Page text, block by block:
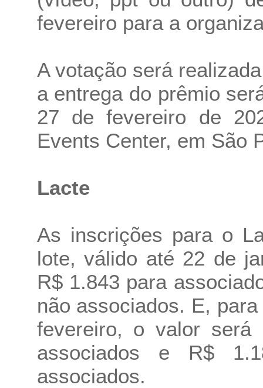
fevereiro para a
A votação será
a entrega do prêmio
27 de fevereiro de
Events Center, em São
Lacte
As inscrições para o
lote, válido até 22 de
R$ 1.843 para
não associados. E,
fevereiro, o valor
associados e R$
associados.